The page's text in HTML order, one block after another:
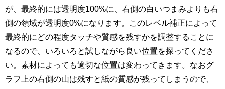
が、最終的には透明度100%に、右側の白いつまみよりも右
側の領域が透明度0%になります。このレベル補正によって
最終的にどの程度タッチや質感を残すかを調整することに
なるので、いろいろと試しながら良い位置を探ってくださ
い。素材によっても適切な位置は変わってきます。なおグ
ラフ上の右側の山は残すと紙の質感が残ってしまうので、